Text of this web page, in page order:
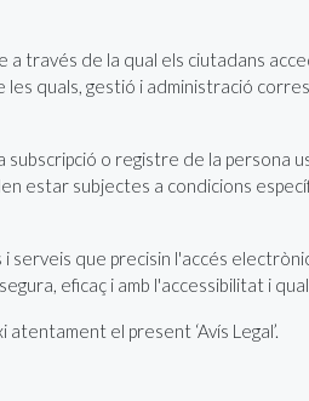
través de la qual els ciutadans
quals, gestió i administració
subscripció o registre de la
estar subjectes a condicions
que precisin l'accés
eficaç i amb l'accessibilitat i
el present ‘Avís Legal’.